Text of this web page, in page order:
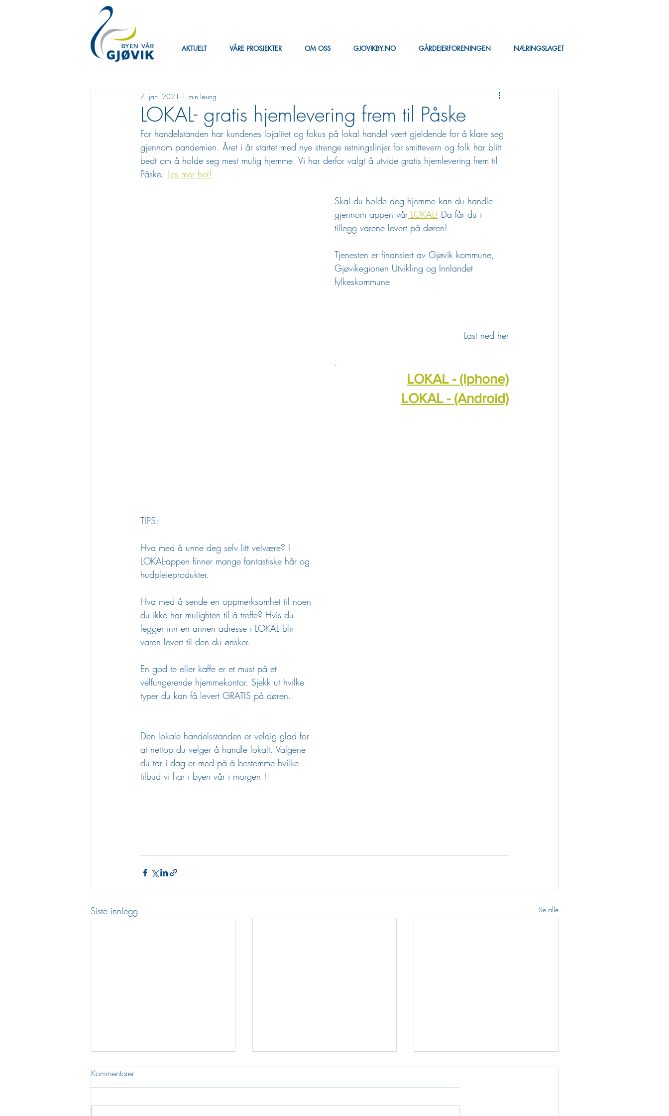
AKTUELT VÅRE PROSJEKTER OM OSS GJOVIKBY.NO GÅRDEIERFORENINGEN NÆRINGSLAGET
LOKAL- gratis hjemlevering frem til Påske
7. jan. 2021 1 min lesing
For handelstanden har kundenes lojalitet og fokus på lokal handel vært gjeldende for å klare seg
gjennom pandemien. Året i år startet med nye strenge retningslinjer for smittevern og folk har blitt
bedt om å holde seg mest mulig hjemme. Vi har derfor valgt å utvide gratis hjemlevering frem til
Påske. Les mer her!
Skal du holde deg hjemme kan du handle
gjennom appen vår LOKAL! Da får du i
tillegg varene levert på døren!
Tjenesten er finansiert av Gjøvik kommune,
Gjøvikegionen Utvikling og Innlandet
fylkeskommune
Last ned her
.
LOKAL - (Iphone)
LOKAL - (Android)
TIPS:
Hva med å unne deg selv litt velvære? I
LOKAL-appen finner mange fantastiske hår og
hudpleieprodukter.
Hva med å sende en oppmerksomhet til noen
du ikke har mulighten til å treffe? Hvis du
legger inn en annen adresse i LOKAL blir
varen levert til den du ønsker.
En god te eller kaffe er et must på et
velfungerende hjemmekontor. Sjekk ut hvilke
typer du kan få levert GRATIS på døren.
Den lokale handelsstanden er veldig glad for
at nettop du velger å handle lokalt. Valgene
du tar i dag er med på å bestemme hvilke
tilbud vi har i byen vår i morgen !
Siste innlegg Se alle
Kommentarer